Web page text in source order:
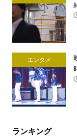
エンタメ
ランキング